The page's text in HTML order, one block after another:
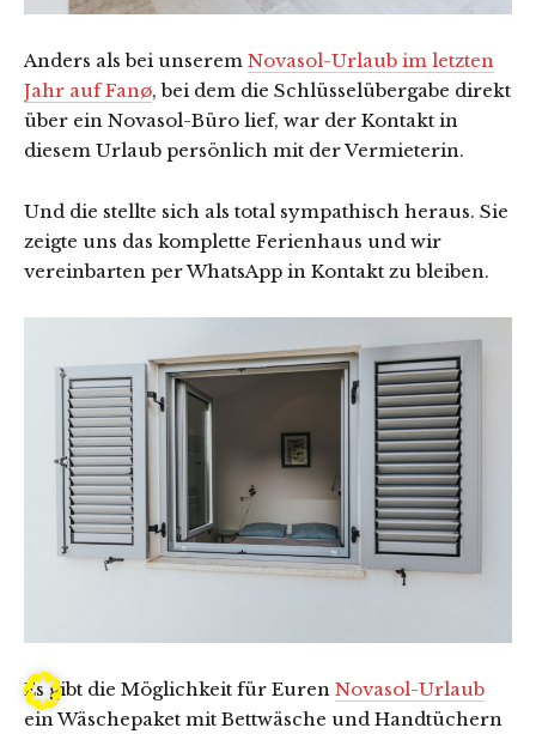
Anders als bei unserem Novasol-Urlaub im letzten
Jahr auf Fanø, bei dem die Schlüsselübergabe direkt
über ein Novasol-Büro lief, war der Kontakt in
diesem Urlaub persönlich mit der Vermieterin.
Und die stellte sich als total sympathisch heraus. Sie
zeigte uns das komplette Ferienhaus und wir
vereinbarten per WhatsApp in Kontakt zu bleiben.
Es gibt die Möglichkeit für Euren Novasol-Urlaub
ein Wäschepaket mit Bettwäsche und Handtüchern